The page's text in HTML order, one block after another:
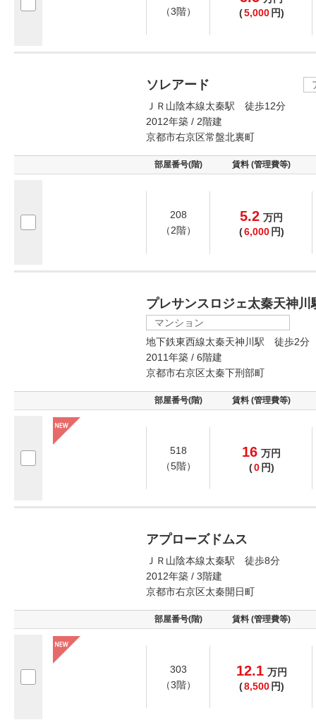
（3階）
(5,000 円)
ソレアード
ＪＲ山陰本線太秦駅 徒歩12分
2012年築 / 2階建
京都市右京区常盤北裏町
部屋番号(階) 賃料 (管理費等)
208
（2階）
5.2 万円
(6,000 円)
プレサンスロジェ太秦天神川
マンション
地下鉄東西線太秦天神川駅 徒歩2分
2011年築 / 6階建
京都市右京区太秦下刑部町
部屋番号(階) 賃料 (管理費等)
518
（5階）
16 万円
(0 円)
アプローズドムス
ＪＲ山陰本線太秦駅 徒歩8分
2012年築 / 3階建
京都市右京区太秦開日町
部屋番号(階) 賃料 (管理費等)
303
（3階）
12.1 万円
(8,500 円)